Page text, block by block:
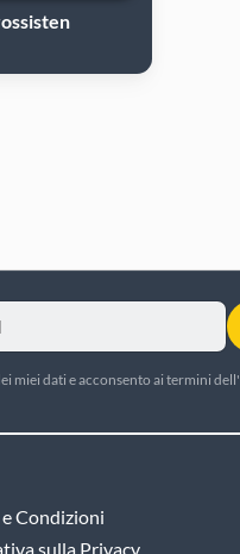
miei dati e acconsento ai termini dell'
Condizioni
sulla Privacy